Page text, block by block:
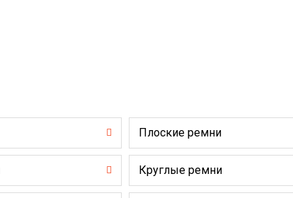
Плоские ремни
Круглые ремни